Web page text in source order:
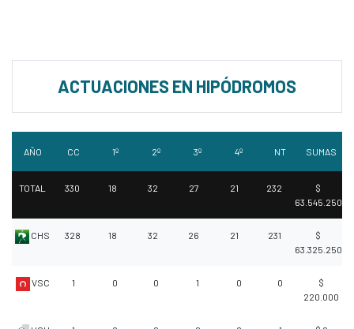
ACTUACIONES EN HIPÓDROMOS
AÑO CC 1º 2º 3º 4º NT SUMAS
TOTAL 330 18 32 27 21 232
$
63.545.250
CHS 328 18 32 26 21 231
$
63.325.250
VSC 1 0 0 1 0 0
$
220.000